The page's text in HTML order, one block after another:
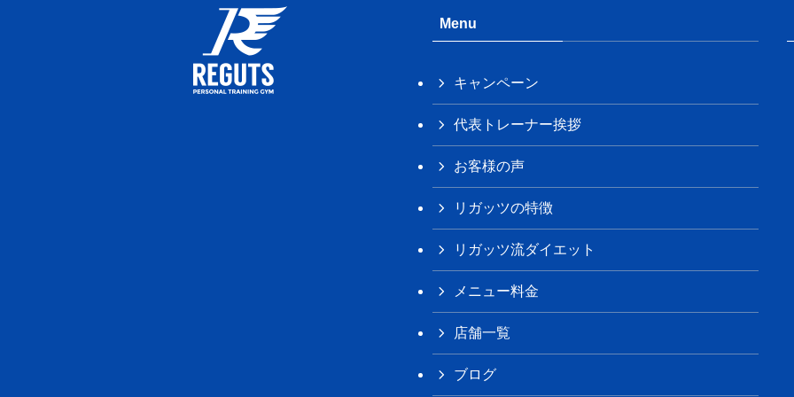
Menu
キャンペーン
代表トレーナー挨拶
お客様の声
リガッツの特徴
リガッツ流ダイエット
メニュー料金
店舗一覧
ブログ